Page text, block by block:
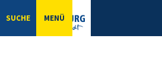
SUCHE MENÜ